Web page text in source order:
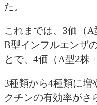
た。
これまでは、3価（A
B型インフルエンザ
とで、4価（A型2株
3種類から4種類に増
クチンの有効率がさ